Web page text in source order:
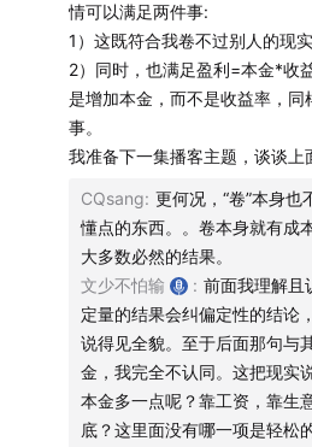
扫码来听友群共同穿越牛熊！
情可以满足两件事:
1）这既符合我卷不过别人的现实
2）同时，也满足盈利=本金*收
是增加本金，而不是收益率，
事。
我准备下一集播客主题，谈谈上
CQsang: 更何况，“卷”本身
懂点的东西。。卷本身就有成
大多数必然的结果。
文少不怕输
: 前面我理解且
定量的结果会纠偏定性的结论
说得见全貌。至于后面那句与
金，我完全不认同。这把现实
本金多一点呢？靠工资，靠生
底？这里面没有哪一项是轻松